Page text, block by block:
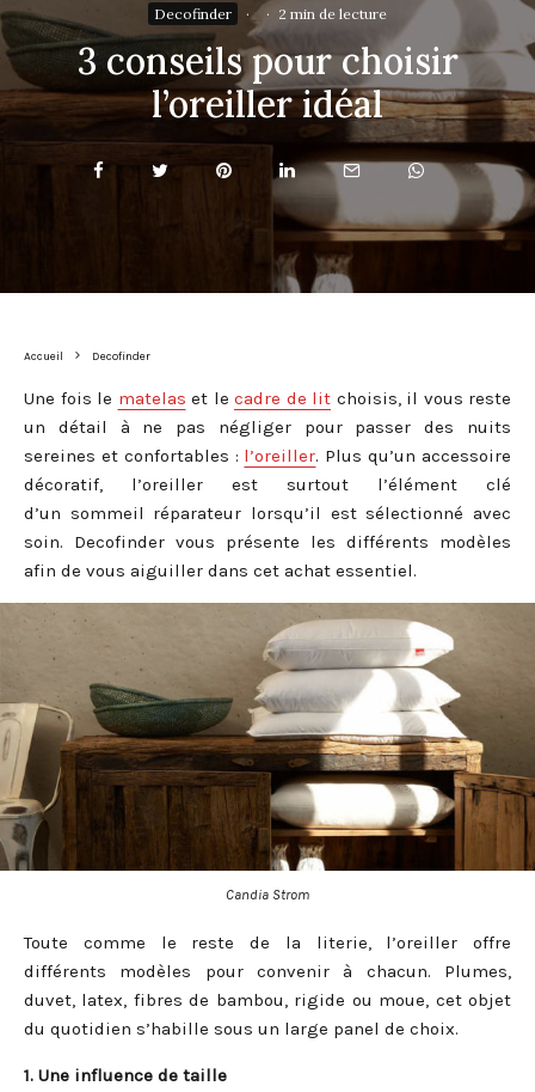
Decofinder · · 2 min de lecture
3 conseils pour choisir
l’oreiller idéal
Accueil Decofinder
Une fois le matelas et le cadre de lit choisis, il vous reste
un détail à ne pas négliger pour passer des nuits
sereines et confortables : l’oreiller. Plus qu’un accessoire
décoratif, l’oreiller est surtout l’élément clé
d’un sommeil réparateur lorsqu’il est sélectionné avec
soin. Decofinder vous présente les différents modèles
afin de vous aiguiller dans cet achat essentiel.
Candia Strom
Toute comme le reste de la literie, l’oreiller offre
différents modèles pour convenir à chacun. Plumes,
duvet, latex, fibres de bambou, rigide ou moue, cet objet
du quotidien s’habille sous un large panel de choix.
1. Une influence de taille